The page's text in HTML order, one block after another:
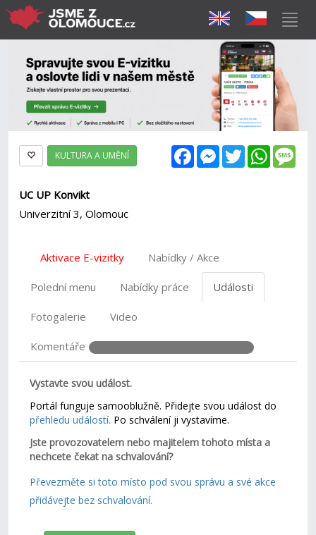
FacebookMessenger
Twitter
KULTURA A UMĚNÍ
UC UP Konvikt
Univerzitní 3, Olomouc
Aktivace E-vizitky Nabídky / Akce
Polední menu Nabídky práce Události
Fotogalerie Video
Komentáře
Vystavte svou událost.
Portál funguje samooblužně. Přidejte svou událost do
přehledu událostí. Po schválení ji vystavíme.
Jste provozovatelem nebo majitelem tohoto místa a
nechcete čekat na schvalování?
Převezměte si toto místo pod svou správu a své akce
přidávejte bez schvalování.